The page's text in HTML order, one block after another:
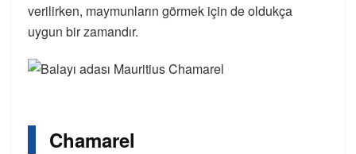
verilirken, maymunların görmek için de oldukça
uygun bir zamandır.
Chamarel